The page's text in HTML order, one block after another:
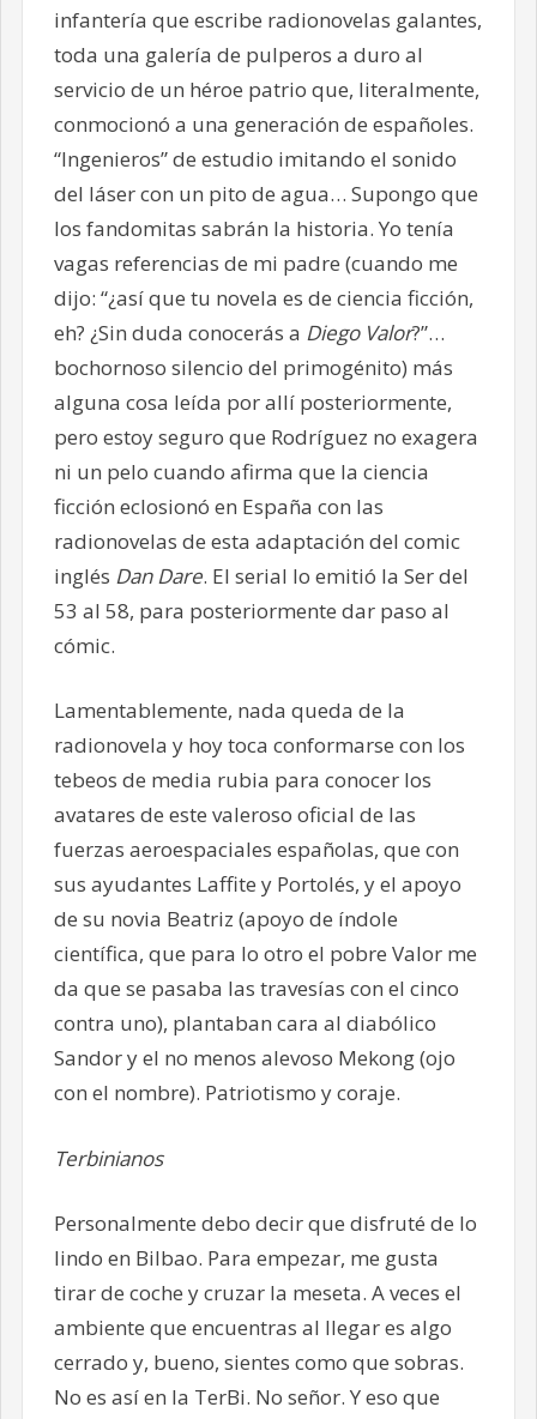
infantería que escribe radionovelas galantes,
toda una galería de pulperos a duro al
servicio de un héroe patrio que, literalmente,
conmocionó a una generación de españoles.
“Ingenieros” de estudio imitando el sonido
del láser con un pito de agua… Supongo que
los fandomitas sabrán la historia. Yo tenía
vagas referencias de mi padre (cuando me
dijo: “¿así que tu novela es de ciencia ficción,
eh? ¿Sin duda conocerás a Diego Valor?”…
bochornoso silencio del primogénito) más
alguna cosa leída por allí posteriormente,
pero estoy seguro que Rodríguez no exagera
ni un pelo cuando afirma que la ciencia
ficción eclosionó en España con las
radionovelas de esta adaptación del comic
inglés Dan Dare. El serial lo emitió la Ser del
53 al 58, para posteriormente dar paso al
cómic.
Lamentablemente, nada queda de la
radionovela y hoy toca conformarse con los
tebeos de media rubia para conocer los
avatares de este valeroso oficial de las
fuerzas aeroespaciales españolas, que con
sus ayudantes Laffite y Portolés, y el apoyo
de su novia Beatriz (apoyo de índole
científica, que para lo otro el pobre Valor me
da que se pasaba las travesías con el cinco
contra uno), plantaban cara al diabólico
Sandor y el no menos alevoso Mekong (ojo
con el nombre). Patriotismo y coraje.
Terbinianos
Personalmente debo decir que disfruté de lo
lindo en Bilbao. Para empezar, me gusta
tirar de coche y cruzar la meseta. A veces el
ambiente que encuentras al llegar es algo
cerrado y, bueno, sientes como que sobras.
No es así en la TerBi. No señor. Y eso que